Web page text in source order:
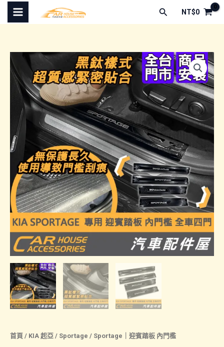
搜
尋
NT$0
首頁 / KIA 起亞 / Sportage / Sportage｜迎賓踏板 內門檻